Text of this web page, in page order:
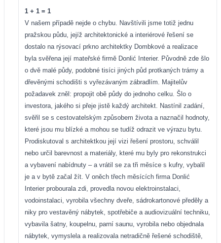
1 + 1 = 1
V našem případě nejde o chybu. Navštívili jsme totiž jednu
pražskou půdu, jejíž architektonické a interiérové řešení se
dostalo na rýsovací prkno architektky Dombkové a realizace
byla svěřena její mateřské firmě Donlić Interier. Původně zde šlo
o dvě malé půdy, podobné tisíci jiných půd protkaných trámy a
dřevěnými schodišti s vyřezávaným zábradlím. Majitelův
požadavek zněl: propojit obě půdy do jednoho celku. Šlo o
investora, jakého si přeje jistě každý architekt. Nastínil zadání,
svěřil se s cestovatelským způsobem života a naznačil hodnoty,
které jsou mu blízké a mohou se tudíž odrazit ve výrazu bytu.
Prodiskutoval s architektkou její vizi řešení prostoru, schválil
nebo určil barevnost a materiály, které mu byly pro rekonstrukci
a vybavení nabídnuty – a vrátil se za tři měsíce s kufry, vybalil
je a v bytě začal žít. V oněch třech měsících firma Donlić
Interier probourala zdi, provedla novou elektroinstalaci,
vodoinstalaci, vyrobila všechny dveře, sádrokartonové předěly a
niky pro vestavěný nábytek, spotřebiče a audiovizuální techniku,
vybavila šatny, koupelnu, parní saunu, vyrobila nebo objednala
nábytek, vymyslela a realizovala netradičně řešené schodiště,